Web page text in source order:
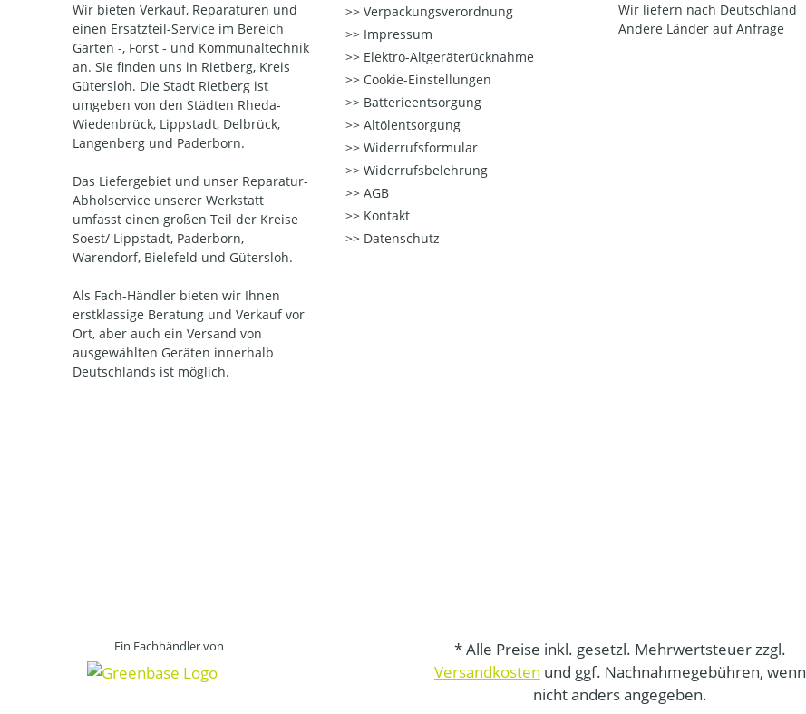
Wir bieten Verkauf, Reparaturen und
einen Ersatzteil-Service im Bereich
Garten -, Forst - und Kommunaltechnik
an. Sie finden uns in Rietberg, Kreis
Gütersloh. Die Stadt Rietberg ist
umgeben von den Städten Rheda-
Wiedenbrück, Lippstadt, Delbrück,
Langenberg und Paderborn.
Das Liefergebiet und unser Reparatur-
Abholservice unserer Werkstatt
umfasst einen großen Teil der Kreise
Soest/ Lippstadt, Paderborn,
Warendorf, Bielefeld und Gütersloh.
Als Fach-Händler bieten wir Ihnen
erstklassige Beratung und Verkauf vor
Ort, aber auch ein Versand von
ausgewählten Geräten innerhalb
Deutschlands ist möglich.
Verpackungsverordnung
Impressum
Elektro-Altgeräterücknahme
Cookie-Einstellungen
Batterieentsorgung
Altölentsorgung
Widerrufsformular
Widerrufsbelehrung
AGB
Kontakt
Datenschutz
Wir liefern nach Deutschland
Andere Länder auf Anfrage
Ein Fachhändler von
* Alle Preise inkl. gesetzl. Mehrwertsteuer zzgl.
Versandkosten und ggf. Nachnahmegebühren, wenn
nicht anders angegeben.